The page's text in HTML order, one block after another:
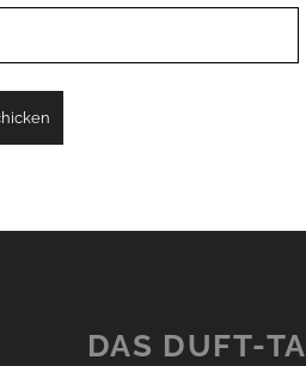
DAS DUFT-